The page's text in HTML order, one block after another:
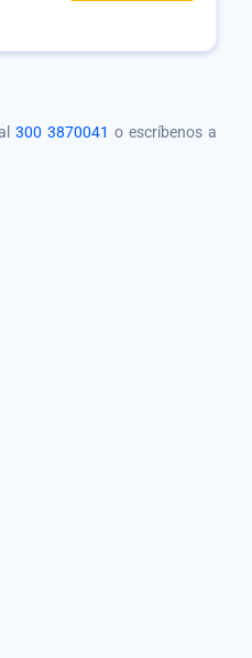
al300 3870041 o escríbenos a